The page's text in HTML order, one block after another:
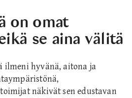
on omat
se aina välitä
ilmeni hyvänä, aitona ja
näkivät sen edustavan